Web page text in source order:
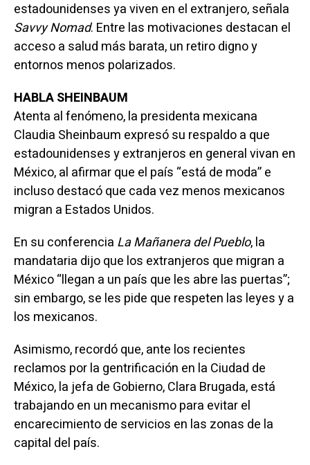
estadounidenses ya viven en el extranjero, señala
Savvy Nomad. Entre las motivaciones destacan el
acceso a salud más barata, un retiro digno y
entornos menos polarizados.
HABLA SHEINBAUM
Atenta al fenómeno, la presidenta mexicana
Claudia Sheinbaum expresó su respaldo a que
estadounidenses y extranjeros en general vivan en
México, al afirmar que el país “está de moda” e
incluso destacó que cada vez menos mexicanos
migran a Estados Unidos.
En su conferencia La Mañanera del Pueblo, la
mandataria dijo que los extranjeros que migran a
México “llegan a un país que les abre las puertas”;
sin embargo, se les pide que respeten las leyes y a
los mexicanos.
Asimismo, recordó que, ante los recientes
reclamos por la gentrificación en la Ciudad de
México, la jefa de Gobierno, Clara Brugada, está
trabajando en un mecanismo para evitar el
encarecimiento de servicios en las zonas de la
capital del país.